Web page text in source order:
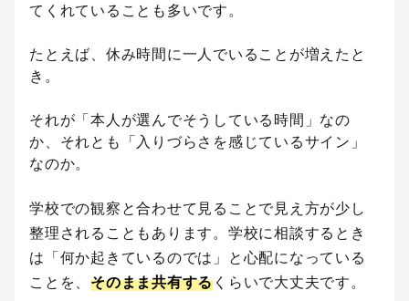
てくれていることも多いです。
たとえば、休み時間に一人でいることが増えたと
き。
それが「本人が選んでそうしている時間」なの
か、それとも「入りづらさを感じているサイン」
なのか。
学校での観察と合わせて見ることで見え方が少し
整理されることもあります。学校に相談するとき
は「何か起きているのでは」と心配になっている
ことを、 そのまま共有する くらいで大丈夫です。